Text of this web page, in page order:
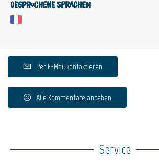
Gesprochene Sprachen
Per E-Mail kontaktieren
Alle Kommentare ansehen
Service